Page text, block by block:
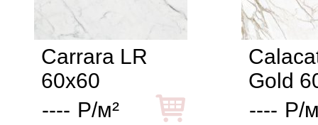
Carrara LR
60x60
---- Р/м²
Gold
---- Р/